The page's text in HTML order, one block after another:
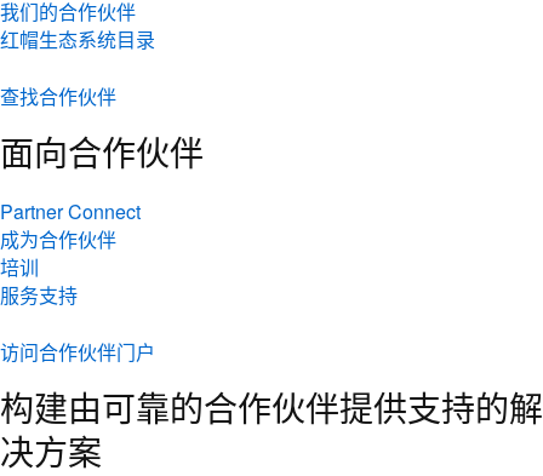
我们的合作伙伴
红帽生态系统目录
查找合作伙伴
面向合作伙伴
Partner Connect
成为合作伙伴
培训
服务支持
访问合作伙伴门户
构建由可靠的合作伙伴提供支持的解
决方案